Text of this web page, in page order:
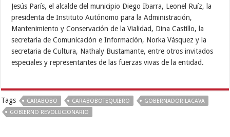
Jesús París, el alcalde del municipio Diego Ibarra, Leonel Ruíz, la
presidenta de Instituto Autónomo para la Administración,
Mantenimiento y Conservación de la Vialidad, Dina Castillo, la
secretaria de Comunicación e Información, Norka Vásquez y la
secretaria de Cultura, Nathaly Bustamante, entre otros invitados
especiales y representantes de las fuerzas vivas de la entidad.
Tags CARABOBO CARABOBOTEQUIERO
GOBERNADOR LACAVA
GOBIERNO REVOLUCIONARIO